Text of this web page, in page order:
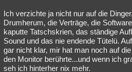
Ich verzichte ja nicht nur auf die
Drumherum, die Verträge, die
kaputte Tatschskrien, das ständige
Sound und das nie endende Tütelü.
gar nicht klar, mir hat man noch auf
den Monitor berührte...und wenn ich
seh ich hinterher nix mehr.